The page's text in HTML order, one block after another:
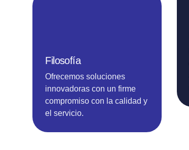
Filosofía
Ofrecemos soluciones
innovadoras con un firme
compromiso con la calidad y
el servicio.